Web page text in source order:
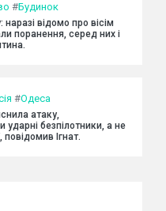
#Будинок
відомо про вісім
поранення, серед них і
#Одеса
атаку,
ударні безпілотники, а не
повідомив Ігнат.